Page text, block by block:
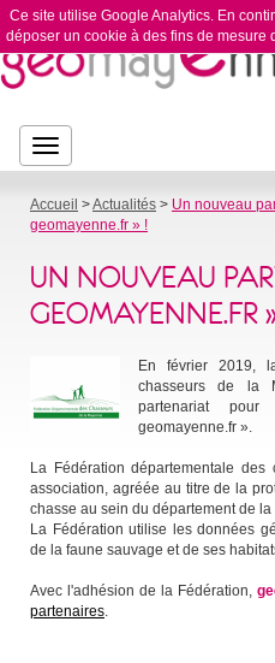
Ce site utilise Google Analytics. En
déposer un cookie à des fins de mesure
Bouton
de
navigation
Bouton de navigation
Accueil >Actualités > Un nouveau
geomayenne.fr » !
UN NOUVEAU
GEOMAYENNE.FR
En février 2019,
chasseurs de la
partenariat
geomayenne.fr ».
La Fédération départementale
association, agréée au titre de la
chasse au sein du département de
La Fédération utilise les données
de la faune sauvage et de ses
Avec l'adhésion de la Fédération,
partenaires.